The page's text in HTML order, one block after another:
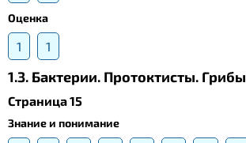
Оценка
1 1
1.3. Бактерии. Протоктисты. Грибы
Страница 15
Знание и понимание